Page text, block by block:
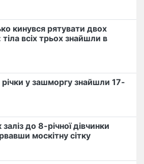
кинувся рятувати двох
тіла всіх трьох знайшли в
у зашморгу знайшли 17-
заліз до 8-річної дівчинки
москітну сітку